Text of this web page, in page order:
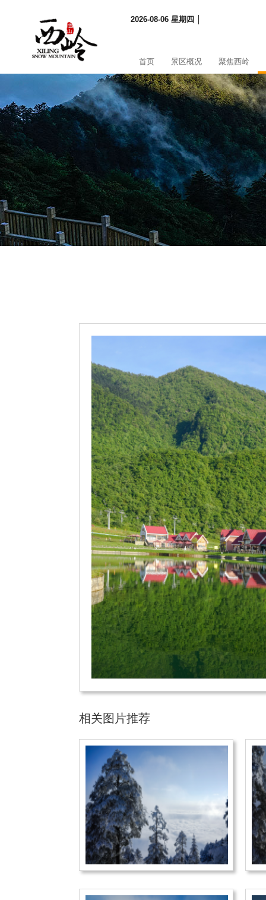
2026-08-06 星期四 │
首页 景区概况 聚焦西岭
相关图片推荐